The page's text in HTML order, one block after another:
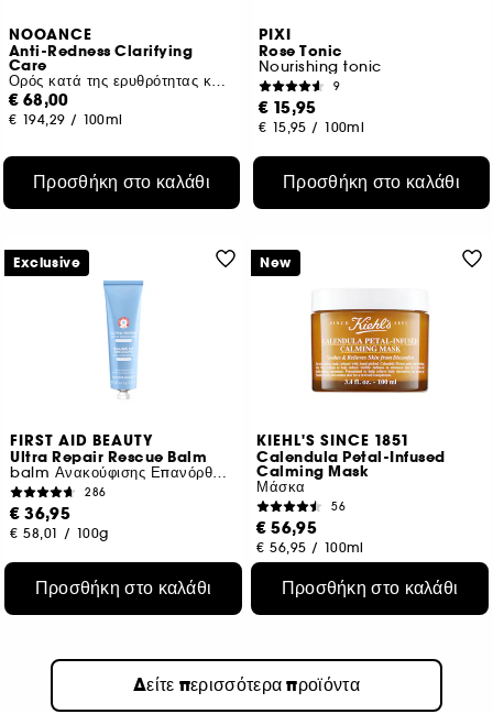
NOOANCE
Anti-Redness Clarifying
Care
Ορός κατά της ερυθρότητας και των ατελειών
€ 68,00
€ 194,29 / 100ml
Προσθήκη στο καλάθι
PIXI
Rose Tonic
Nourishing tonic
9
€ 15,95
€ 15,95 / 100ml
Προσθήκη στο καλάθι
FIRST AID BEAUTY
Ultra Repair Rescue Balm
balm Ανακούφισης Επανόρθωσης με Διμεθικόνη
286
€ 36,95
€ 58,01 / 100g
Προσθήκη στο καλάθι
Exclusive
KIEHL'S SINCE 1851
Calendula Petal-Infused
Calming Mask
Μάσκα
56
€ 56,95
€ 56,95 / 100ml
Προσθήκη στο καλάθι
New
Δείτε περισσότερα προϊόντα